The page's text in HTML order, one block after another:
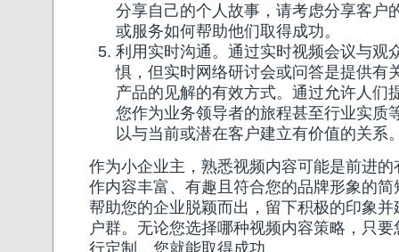
分享自己的个人故事，请考虑分享客户
或服务如何帮助他们取得成功。
利用实时沟通。通过实时视频会议与观
惧，但实时网络研讨会或问答是提供有
产品的见解的有效方式。通过允许人们
您作为业务领导者的旅程甚至行业实质
以与当前或潜在客户建立有价值的关系
作为小企业主，熟悉视频内容可能是前进
作内容丰富、有趣且符合您的品牌形象的
帮助您的企业脱颖而出，留下积极的印象
户群。无论您选择哪种视频内容策略，只